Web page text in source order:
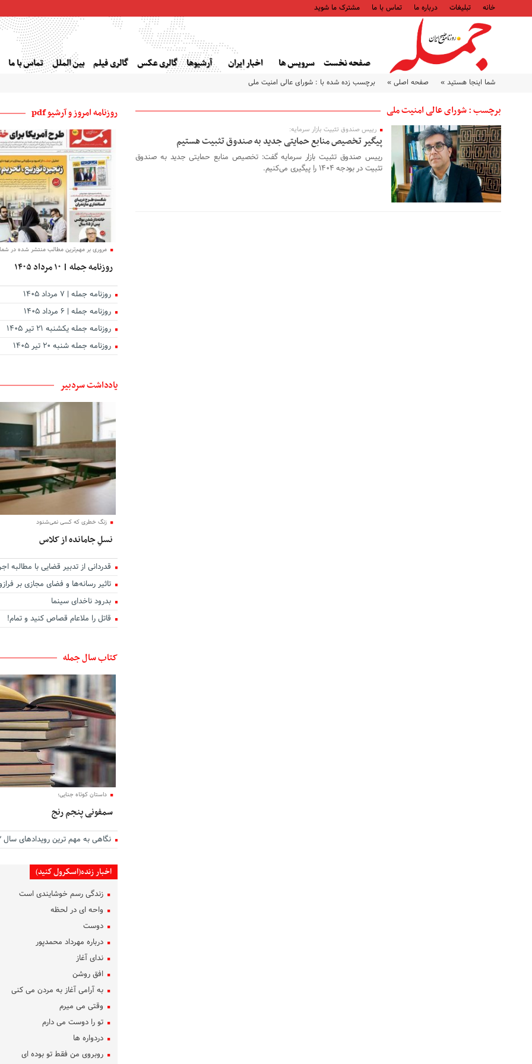
خانه تبلیغات درباره ما تماس با ما مشترک ما شوید
صفحه نخست سرویس ها اخبار ایران آرشیوها گالری عکس گالری فیلم بین الملل تماس با ما
شما اینجا هستید » صفحه اصلی » برچسب زده شده با : شورای عالی امنیت ملی
برچسب : شورای عالی امنیت ملی
۲۳ مهر ۱۴۰۳
رییس صندوق تثبیت بازار سرمایه:
پیگیر تخصیص منابع حمایتی جدید به صندوق تثبیت هستیم
رییس صندوق تثبیت بازار سرمایه گفت: تخصیص منابع حمایتی جدید به صندوق
تثبیت در بودجه ۱۴۰۴ را پیگیری می‌کنیم.
روزنامه امروز و آرشیو pdf
مروری بر مهم‌ترین مطالب منتشر شده در
روزنامه جمله | ۱۰ مرداد ۱۴۰۵
روزنامه جمله | ۷ مرداد ۱۴۰۵
روزنامه جمله | ۶ مرداد ۱۴۰۵
روزنامه جمله یکشنبه ۲۱ تیر ۱۴۰۵
روزنامه جمله شنبه ۲۰ تیر ۱۴۰۵
یادداشت سردبیر
زنگ خطری که کسی نمی‌شنود
نسلِ جامانده از کلاس
قدردانی از تدبیر قضایی با مطالبه
تاثیر رسانه‌ها و فضای مجازی بر
بدرود ناخدای سینما
قاتل را ملاعام قصاص کنید و تمام!
کتاب سال جمله
داستان کوتاه جنایی؛
سمفونی پنجم رنج
نگاهی به مهم ترین رویدادهای سال ۱۴۰۲
اخبار زنده(اسکرول کنید)
زندگی رسم خوشایندی است
واحه ای در لحظه
دوست
درباره مهرداد محمدپور
ندای آغاز
افق روشن
به آرامی آغاز به مردن می کنی
وقتی می میرم
تو را دوست می دارم
دردواره‌ ها
روبروی من فقط تو بوده ای